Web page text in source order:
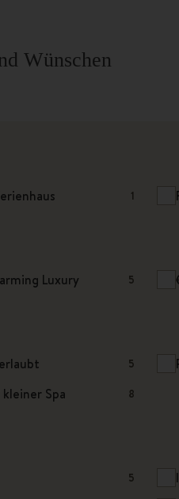
Wünschen
1
Luxury 5
5
kleiner Spa 8
5